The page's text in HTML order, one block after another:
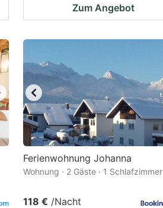
Zum Angebot
Ferienwohnung Johanna
Wohnung · 2 Gäste · 1 Schlafzimmer
118 € /Nacht